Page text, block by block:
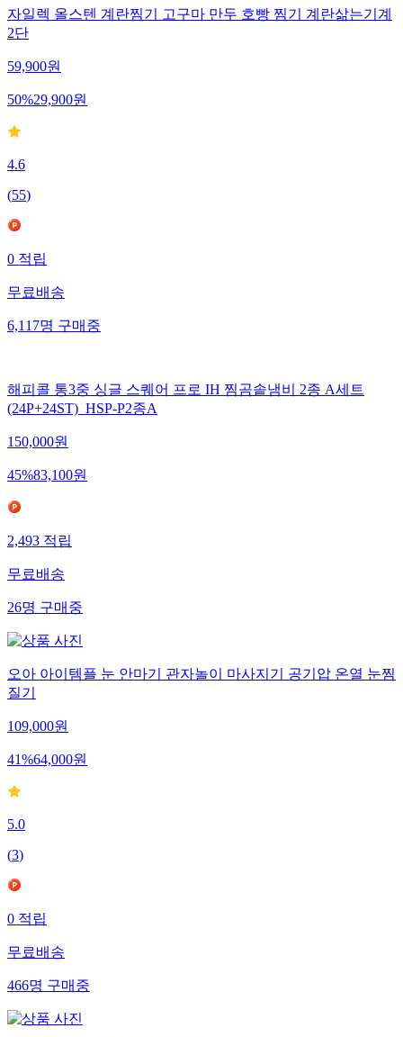
자일렉 올스텐 계란찜기 고구마 만두 호빵 찜기 계란삶는기계
2단
59,900원
50%29,900원
4.6
(55)
0적립
무료배송
6,117명구매중
해피콜 통3중 싱글 스퀘어 프로 IH 찜곰솥냄비 2종 A세트
(24P+24ST)_HSP-P2종A
150,000원
45%83,100원
2,493적립
무료배송
26명구매중
오아 아이템플 눈 안마기 관자놀이 마사지기 공기압 온열 눈찜
질기
109,000원
41%64,000원
5.0
(3)
0적립
무료배송
466명구매중